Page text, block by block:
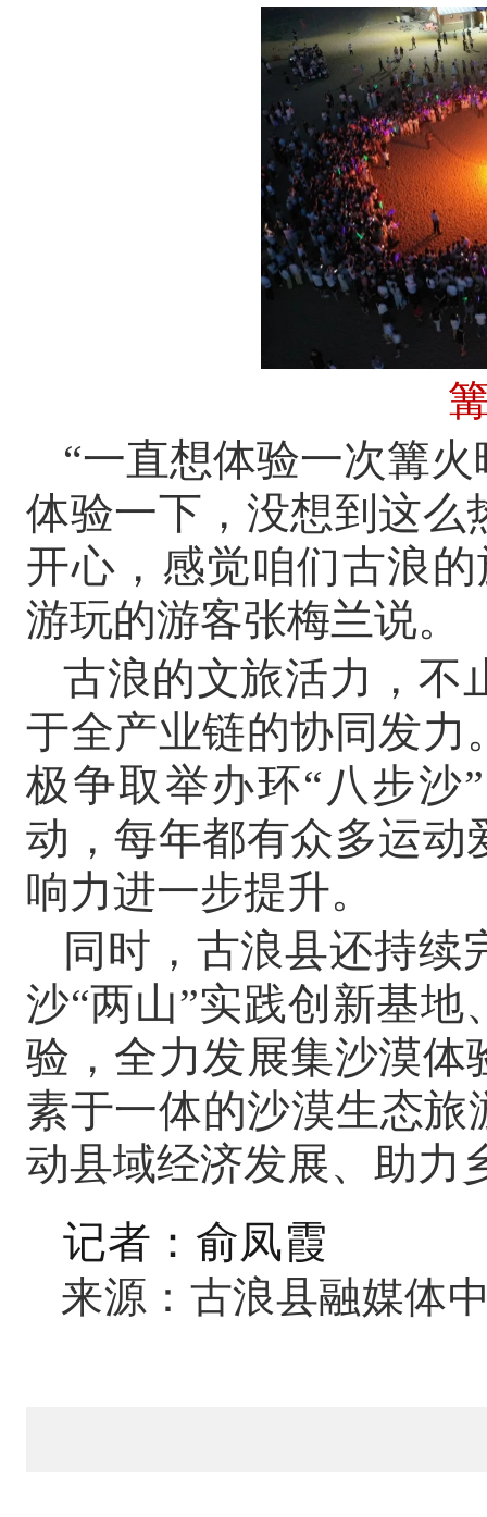
“一直想体验一次篝
体验一下，没想到这么
开心，感觉咱们古浪
游玩的游客张梅兰说。
古浪的文旅活力，不
于全产业链的协同发力
极争取举办环“八步沙
动，每年都有众多运动
响力进一步提升。
同时，古浪县还持续
沙“两山”实践创新基
验，全力发展集沙漠体
素于一体的沙漠生态旅
动县域经济发展、助力
记者： 俞凤霞
来源： 古浪县融媒体